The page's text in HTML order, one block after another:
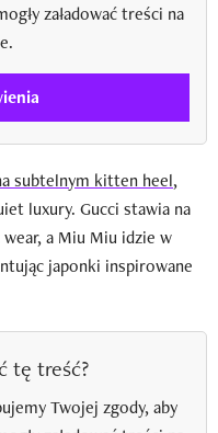
załadować treści na
subtelnym kitten heel,
luxury. Gucci stawia na
a Miu Miu idzie w
japonki inspirowane
tę treść?
Twojej zgody, aby